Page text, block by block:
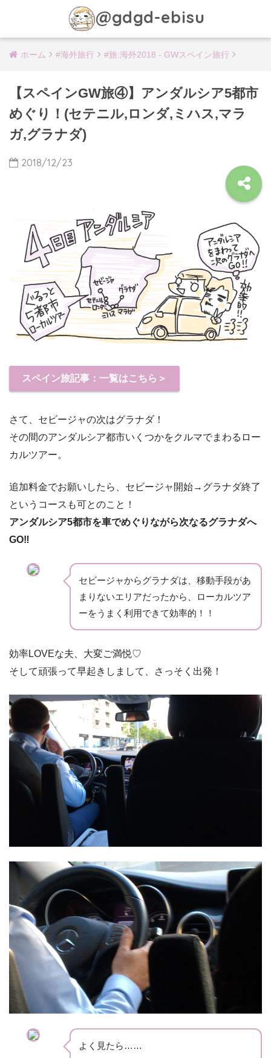
@gdgd-ebisu
ホーム #海外旅行 #旅:海外2018 - GWスペイン旅行
【スペインGW旅④】アンダルシア5都市
めぐり！(セテニル,ロンダ,ミハス,マラ
ガ,グラナダ)
2018/12/23
スペイン旅記事：一覧はこちら＞
さて、セビージャの次はグラナダ！
その間のアンダルシア都市いくつかをクルマでまわるロー
カルツアー。
追加料金でお願いしたら、セビージャ開始→グラナダ終了
というコースも可とのこと！
アンダルシア5都市を車でめぐりながら次なるグラナダへ
GO‼︎
セビージャからグラナダは、移動手段があ
まりないエリアだったから、ローカルツア
ーをうまく利用できて効率的！！
効率LOVEな夫、大変ご満悦♡
そして頑張って早起きしまして、さっそく出発！
よく見たら……